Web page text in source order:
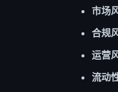
市场
合规
运营
流动